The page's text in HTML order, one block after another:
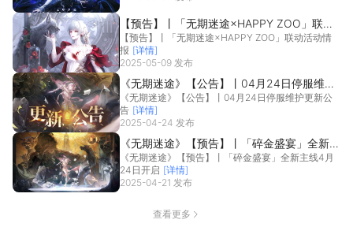
【预告】丨「无期迷途×HAPPY ZOO」联动
活动情报
【预告】丨「无期迷途×HAPPY ZOO」联动活动情
报 [详情]
2025-05-09 发布
《无期迷途》【公告】丨04月24日停服维护
更新公告
《无期迷途》【公告】丨04月24日停服维护更新公
告 [详情]
2025-04-24 发布
《无期迷途》【预告】丨「碎金盛宴」全新主
线4月24日开启
《无期迷途》【预告】丨「碎金盛宴」全新主线4月
24日开启 [详情]
2025-04-21 发布
查看更多